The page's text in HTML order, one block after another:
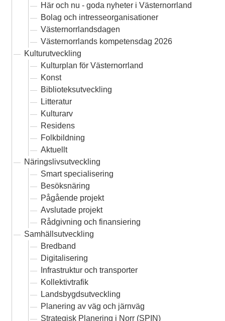
Här och nu - goda nyheter i Västernorrland
Bolag och intresseorganisationer
Västernorrlandsdagen
Västernorrlands kompetensdag 2026
Kulturutveckling
Kulturplan för Västernorrland
Konst
Biblioteksutveckling
Litteratur
Kulturarv
Residens
Folkbildning
Aktuellt
Näringslivsutveckling
Smart specialisering
Besöksnäring
Pågående projekt
Avslutade projekt
Rådgivning och finansiering
Samhällsutveckling
Bredband
Digitalisering
Infrastruktur och transporter
Kollektivtrafik
Landsbygdsutveckling
Planering av väg och järnväg
Strategisk Planering i Norr (SPIN)